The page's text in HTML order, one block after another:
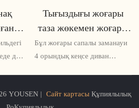
де,
Тығыздығы жоғары
таза жөкемен жоғары
сапалы заманауи 4
орындық кеңсе диван
Бұл жоғары сапалы заманауи
4 орындық кеңсе диван
таза губкамен жасалған. Оның
YOUSEN | Сайт картасыҚұпиялылық